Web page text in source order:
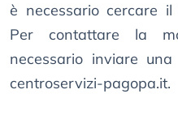
è necessario cercare il
Per contattare la
necessario inviare
centroservizi-pagopa.it.